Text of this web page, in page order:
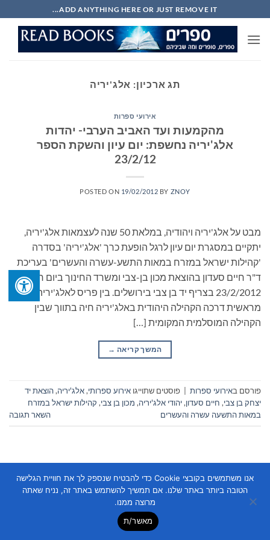
to
content
ADD ANYTHING HERE OR JUST REMOVE IT...
תג ארכיון: אלג'יריה
אירועי ספרות
מהקמעות ועד האביב הערבי- יהדות
אלג'יריה נחשפת: יום עיון והשקת הספר
23/2/12
POSTED ON 19/02/2012 BY ZNOY
מבט על אלג'יריה ויהודיה, במלאת 50 שנה לעצמאות אלג'יריה,
יתקיים במסגרת יום עיון לרגל הופעת כרך 'אלג'יריה' בסדרה
'קהילות ישראל במזרח במאות התשע-עשרה והעשרים' בעריכת
ד"ר חיים סעדון בהוצאת מכון בן-צבי ומשרד החינוך ביום חמישי
23/2/2012 בצריף יד בן צבי בירושלים. בין פריס לאלג'יריה:
מראשית דרכה הקהילה היהודית באלג'יריה חיה בתווך שבין
הקהילה המוסלמית המקומית […]
המשך קריאה →
פורסם באירועי ספרות פוסטים שתוייגו אירוע ספרותי,אלג'יריה,הוצאת יד
יצחק בן צבי, חיים סעדון,יהודי אלג'יריה, מכון בן צבי, קהילות ישראל במזרח
במאות התשעה עשרה והעשרים
השאר תגובה
Copyright 2026 ©Flatsome Theme
אנו משתמשים בקובצי Cookie כדי להבטיח שנספק לך את חוויית הגלישה
הטובה ביותר באתר שלנו. אם תמשיך להשתמש באתר זה, נניח שאתה
מרוצה ממנו.
מאשר/ת